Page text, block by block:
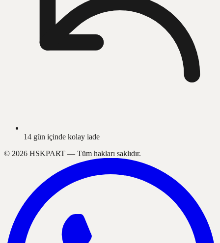
14 gün içinde kolay iade
© 2026 HSKPART — Tüm hakları saklıdır.